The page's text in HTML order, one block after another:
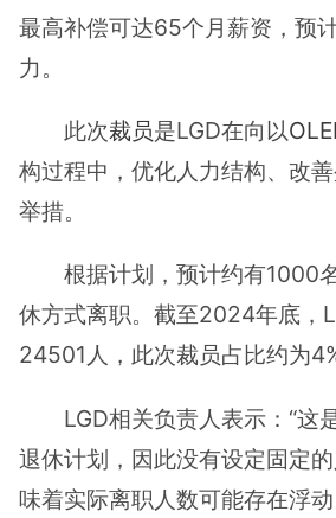
最高补偿可达65个月薪资，预
力。
此次裁员是LGD在向以
构过程中，优化人力结构、改
举措。
根据计划，预计约有1000
休方式离职。截至2024年底，
24501人，此次裁员占比约为4%
LGD相关负责人表示：“这
退休计划，因此没有设定固定
味着实际离职人数可能存在浮动